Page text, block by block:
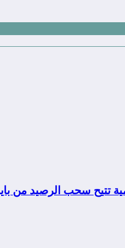
تتيح سحب الرصيد من